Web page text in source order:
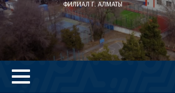
ФИЛИАЛ Г. АЛМАТЫ